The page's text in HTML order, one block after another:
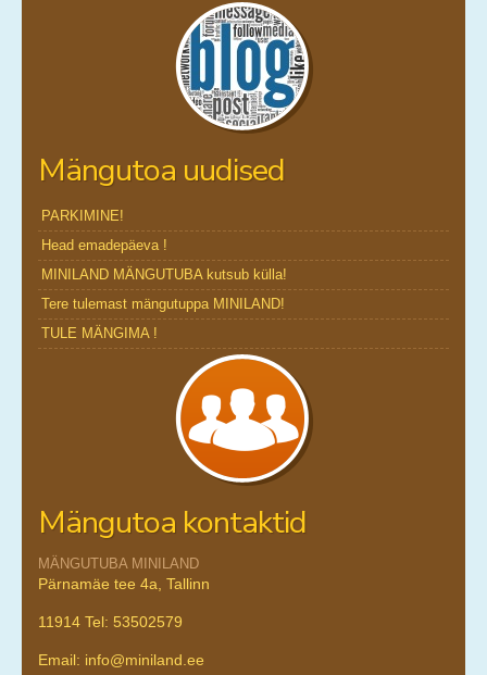
Mängutoa uudised
PARKIMINE!
Head emadepäeva !
MINILAND MÄNGUTUBA kutsub külla!
Tere tulemast mängutuppa MINILAND!
TULE MÄNGIMA !
Mängutoa kontaktid
MÄNGUTUBA MINILAND
Pärnamäe tee 4a, Tallinn
11914 Tel: 53502579
Email: info@miniland.ee